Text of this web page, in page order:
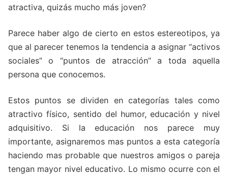
atractiva, quizás mucho más joven?
Parece haber algo de cierto en estos estereotipos, ya
que al parecer tenemos la tendencia a asignar “activos
sociales” o “puntos de atracción” a toda aquella
persona que conocemos.
Estos puntos se dividen en categorías tales como
atractivo físico, sentido del humor, educación y nivel
adquisitivo. Si la educación nos parece muy
importante, asignaremos mas puntos a esta categoría
haciendo mas probable que nuestros amigos o pareja
tengan mayor nivel educativo. Lo mismo ocurre con el